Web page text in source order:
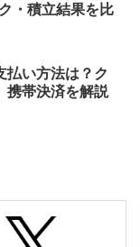
・積立結果を比
い方法は？ク
携帯決済を解説